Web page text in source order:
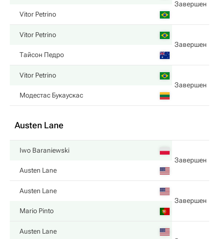
Завершен
Vitor Petrino
Vitor Petrino
Завершен
Тайсон Педро
Vitor Petrino
Завершен
Модестас Букаускас
Austen Lane
Iwo Baraniewski
Завершен
Austen Lane
Austen Lane
Завершен
Mario Pinto
Austen Lane